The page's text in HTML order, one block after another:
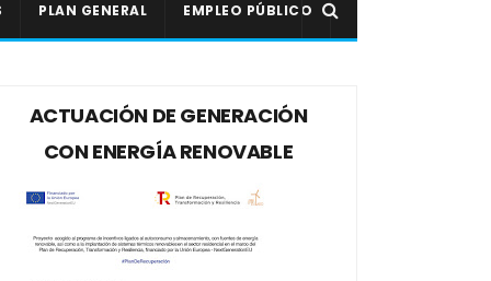
PLAN GENERAL EMPLEO PÚBLICO
ACTUACIÓN DE GENERACIÓN
CON ENERGÍA RENOVABLE